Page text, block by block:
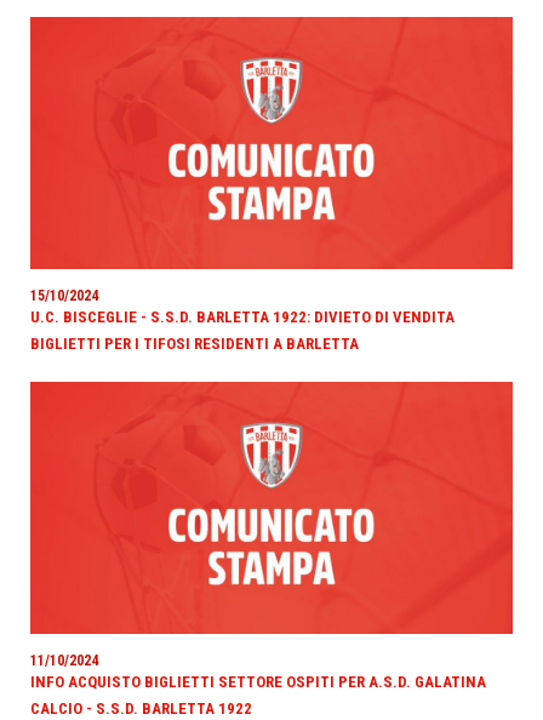
15/10/2024
U.C. BISCEGLIE - S.S.D. BARLETTA 1922: DIVIETO DI VENDITA
BIGLIETTI PER I TIFOSI RESIDENTI A BARLETTA
11/10/2024
INFO ACQUISTO BIGLIETTI SETTORE OSPITI PER A.S.D. GALATINA
CALCIO - S.S.D. BARLETTA 1922